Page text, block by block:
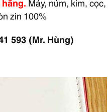
zin 100%
593 (Mr. Hùng)